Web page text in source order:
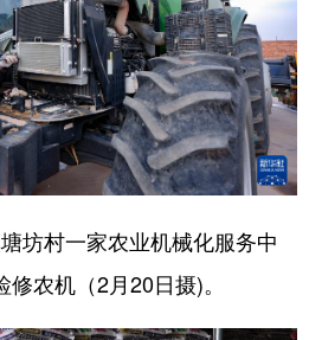
坊村一家农业机械化服务中
农机（2月20日摄)。